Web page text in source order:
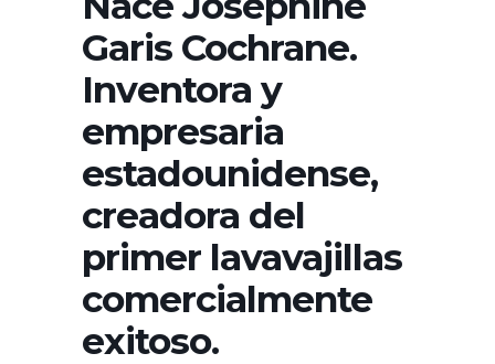
Garis Cochrane.
Inventora y
empresaria
estadounidense,
creadora del
primer lavavajillas
comercialmente
exitoso.